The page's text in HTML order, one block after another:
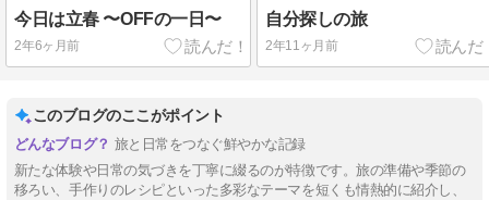
今日は立春 〜OFFの一日〜
2年6ヶ月前
自分探しの旅
2年11ヶ月前
このブログのここがポイント
旅と日常をつなぐ鮮やかな記録
新たな体験や日常の気づきを丁寧に綴るのが特徴です。旅の準備や季節の
移ろい、手作りのレシピといった多彩なテーマを短くも情熱的に紹介し、